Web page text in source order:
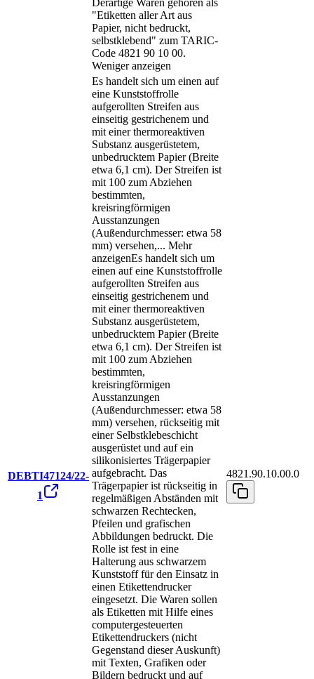
Derartige Waren gehören als
"Etiketten aller Art aus
Papier, nicht bedruckt,
selbstklebend" zum TARIC-
Code 4821 90 10 00.
Weniger anzeigen
DEBTI47124/22-
1
Es handelt sich um einen auf
eine Kunststoffrolle
aufgerollten Streifen aus
einseitig gestrichenem und
mit einer thermoreaktiven
Substanz ausgerüstetem,
unbedrucktem Papier (Breite
etwa 6,1 cm). Der Streifen ist
mit 100 zum Abziehen
bestimmten,
kreisringförmigen
Ausstanzungen
(Außendurchmesser: etwa 58
mm) versehen,... Mehr
anzeigenEs handelt sich um
einen auf eine Kunststoffrolle
aufgerollten Streifen aus
einseitig gestrichenem und
mit einer thermoreaktiven
Substanz ausgerüstetem,
unbedrucktem Papier (Breite
etwa 6,1 cm). Der Streifen ist
mit 100 zum Abziehen
bestimmten,
kreisringförmigen
Ausstanzungen
(Außendurchmesser: etwa 58
mm) versehen, rückseitig mit
einer Selbstklebeschicht
ausgerüstet und auf ein
silikonisiertes Trägerpapier
aufgebracht. Das
Trägerpapier ist rückseitig in
regelmäßigen Abständen mit
schwarzen Rechtecken,
Pfeilen und grafischen
Abbildungen bedruckt. Die
Rolle ist fest in eine
Halterung aus schwarzem
Kunststoff für den Einsatz in
einen Etikettendrucker
eingesetzt. Die Waren sollen
als Etiketten mit Hilfe eines
computergesteuerten
Etikettendruckers (nicht
Gegenstand dieser Auskunft)
mit Texten, Grafiken oder
Bildern bedruckt und auf
4821.90.10.00.0